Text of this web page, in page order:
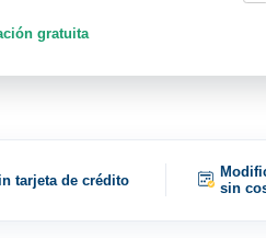
gratuita
tarjeta de crédito
sin